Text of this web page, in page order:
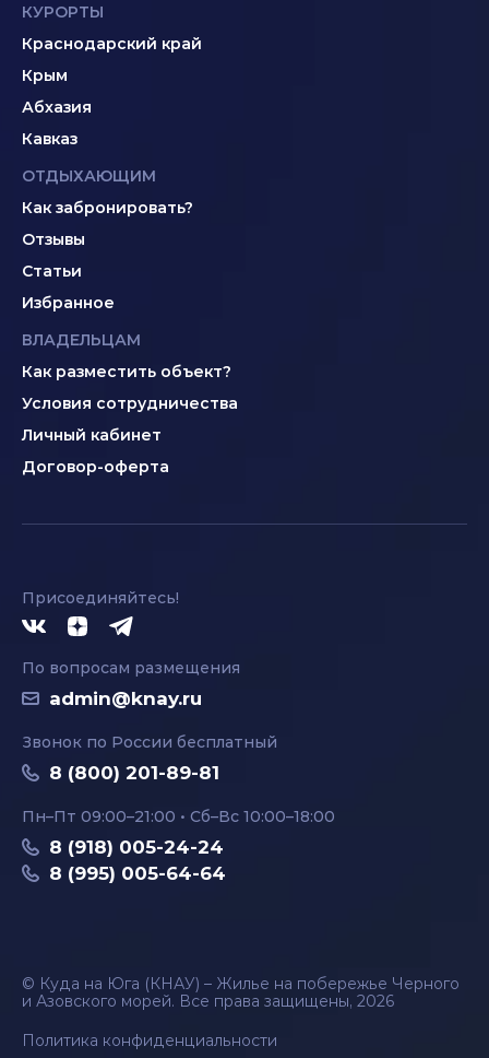
КУРОРТЫ
Краснодарский край
Крым
Абхазия
Кавказ
ОТДЫХАЮЩИМ
Как забронировать?
Отзывы
Статьи
Избранное
ВЛАДЕЛЬЦАМ
Как разместить объект?
Условия сотрудничества
Личный кабинет
Договор-оферта
Присоединяйтесь!
По вопросам размещения
admin@knay.ru
Звонок по России бесплатный
8 (800) 201-89-81
Пн–Пт 09:00–21:00 • Сб–Вс 10:00–18:00
8 (918) 005-24-24
8 (995) 005-64-64
© Куда на Юга (КНАУ) – Жилье на побережье Черного
и Азовского морей. Все права защищены, 2026
Политика конфиденциальности